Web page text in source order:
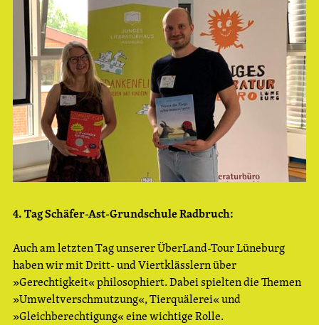
4. Tag Schäfer-Ast-Grundschule Radbruch:
Auch am letzten Tag unserer ÜberLand-Tour Lüneburg
haben wir mit Dritt- und Viertklässlern über
»Gerechtigkeit« philosophiert. Dabei spielten die Themen
»Umweltverschmutzung«, Tierquälerei« und
»Gleichberechtigung« eine wichtige Rolle.